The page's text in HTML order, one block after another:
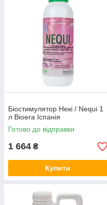
Біостимулятор Некі / Nequi 1
л Bioera Іспанія
Готово до відправки
1 664 ₴
Купити